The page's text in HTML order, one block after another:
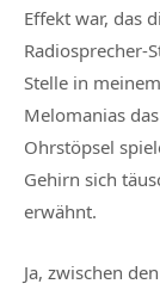
Effekt war, das
Radiosprecher-
Stelle in
Melomanias
Ohrstöpsel
Gehirn sich
erwähnt.
Ja, zwischen